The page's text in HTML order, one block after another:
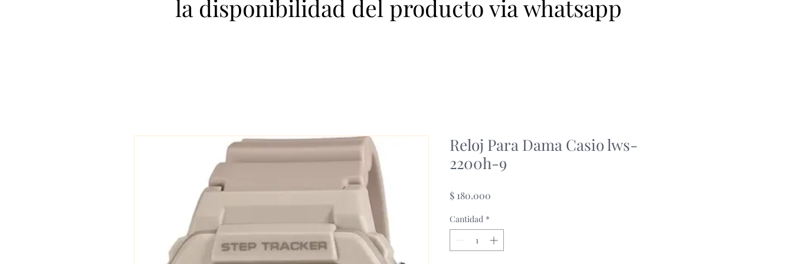
la disponibilidad del producto via whatsapp
Reloj Para Dama Casio lws-
2200h-9
$ 180.000
Cantidad *